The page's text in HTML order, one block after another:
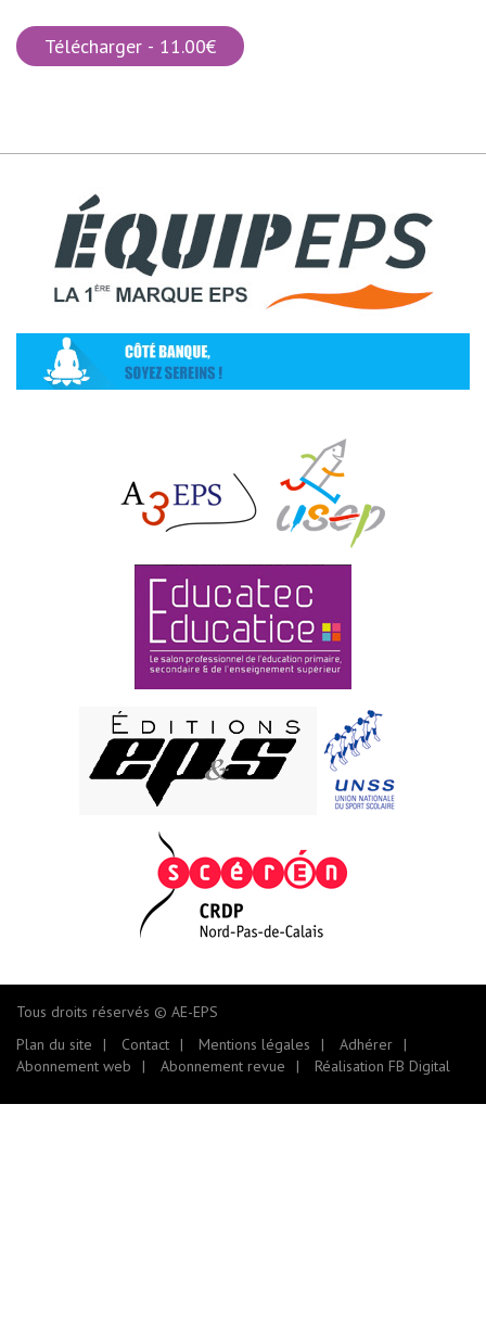
Télécharger - 11.00€
Tous droits réservés © AE-EPS
Plan du site
Contact Mentions légales
Adhérer
Abonnement web
Abonnement revue Réalisation FB Digital